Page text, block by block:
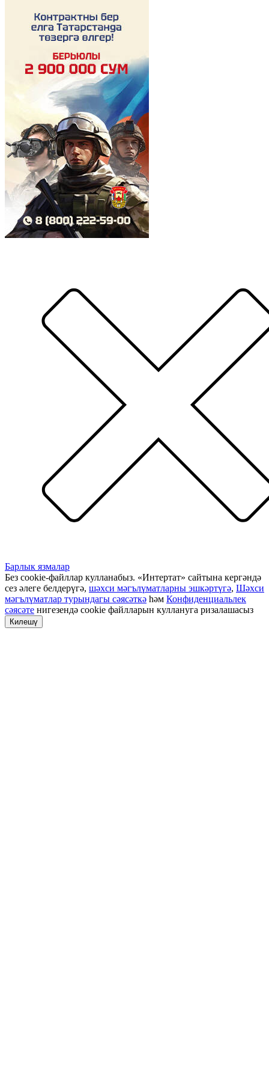
Барлык язмалар
Без cookie-файллар кулланабыз. «Интертат» сайтына кергәндә
сез әлеге белдерүгә, шәхси мәгълүматларны эшкәртүгә, Шәхси
мәгълүматлар турындагы сәясәткә һәм Конфиденциальлек
сәясәте нигезендә cookie файлларын куллануга ризалашасыз
Килешү